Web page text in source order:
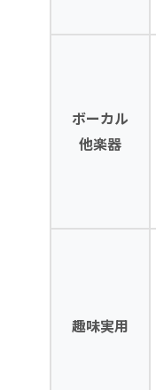
ボーカル
他楽器
趣味実用